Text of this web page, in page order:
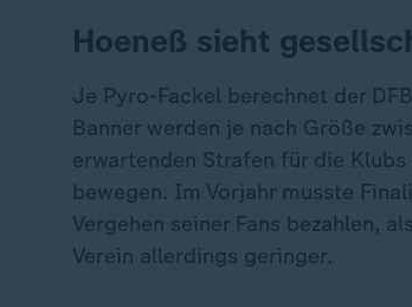
Hoeneß sieht
Je Pyro-Fackel berechnet der
Banner werden je nach Größe
erwartenden Strafen für die
bewegen. Im Vorjahr musste
Vergehen seiner Fans bezahlen,
Verein allerdings geringer.